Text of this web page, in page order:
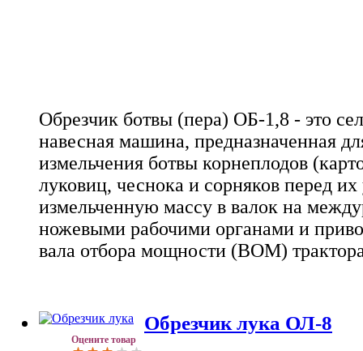
Обрезчик ботвы (пера) ОБ-1,8 - это
навесная машина, предназначенная
измельчения ботвы корнеплодов
луковиц, чеснока и сорняков перед
измельченную массу в валок на
ножевыми рабочими органами и
вала отбора мощности (ВОМ)
Оцените товар
Обрезчик лука ОЛ-8